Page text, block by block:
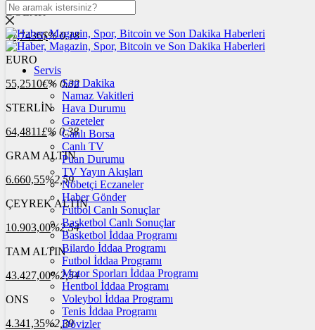
DOLAR
47,7436$% 0.18
EURO
55,2510€% 0.32
STERLİN
64,4811£% 0.38
GRAM ALTIN
6.660,55%2,59
ÇEYREK ALTIN
10.903,00%2,54
TAM ALTIN
43.427,00%2,54
ONS
4.341,35%2,39
Servis
Son Dakika
Namaz Vakitleri
Hava Durumu
Gazeteler
Canlı Borsa
Canlı TV
Puan Durumu
TV Yayın Akışları
Nöbetçi Eczaneler
Haber Gönder
Futbol Canlı Sonuçlar
Basketbol Canlı Sonuçlar
Basketbol İddaa Programı
Bilardo İddaa Programı
Futbol İddaa Programı
Motor Sporları İddaa Programı
Hentbol İddaa Programı
Voleybol İddaa Programı
Tenis İddaa Programı
Dövizler